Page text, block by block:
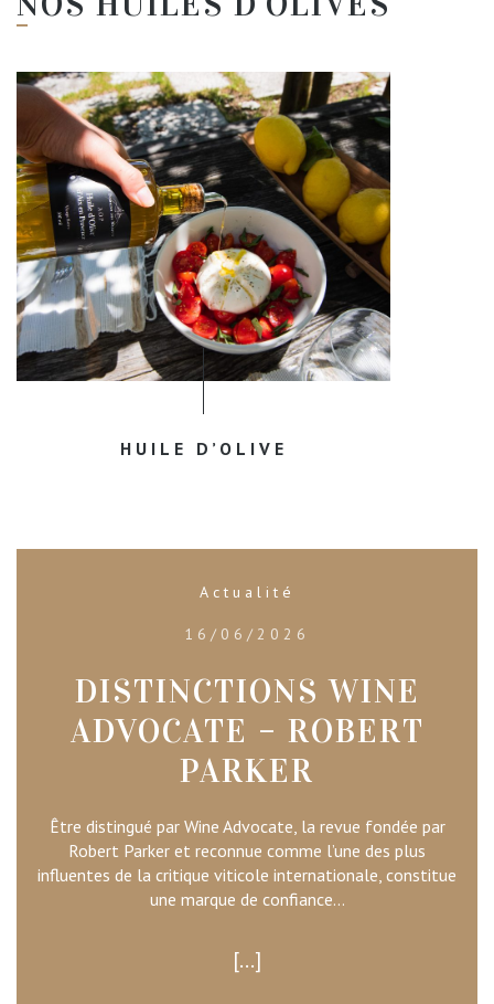
HUILE D’OLIVE
Actualité
16/06/2026
DISTINCTIONS WINE
ADVOCATE – ROBERT
PARKER
Être distingué par Wine Advocate, la revue fondée par
Robert Parker et reconnue comme l’une des plus
influentes de la critique viticole internationale, constitue
une marque de confiance...
...